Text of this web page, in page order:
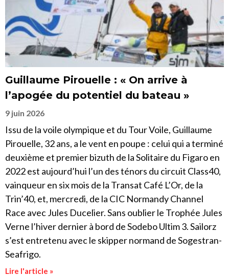
Guillaume Pirouelle : « On arrive à
l’apogée du potentiel du bateau »
9 juin 2026
Issu de la voile olympique et du Tour Voile, Guillaume
Pirouelle, 32 ans, a le vent en poupe : celui qui a terminé
deuxième et premier bizuth de la Solitaire du Figaro en
2022 est aujourd’hui l’un des ténors du circuit Class40,
vainqueur en six mois de la Transat Café L’Or, de la
Trin’40, et, mercredi, de la CIC Normandy Channel
Race avec Jules Ducelier. Sans oublier le Trophée Jules
Verne l’hiver dernier à bord de Sodebo Ultim 3. Sailorz
s’est entretenu avec le skipper normand de Sogestran-
Seafrigo.
Lire l'article »